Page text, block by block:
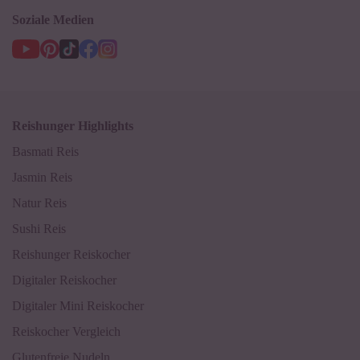
Soziale Medien
Reishunger Highlights
Basmati Reis
Jasmin Reis
Natur Reis
Sushi Reis
Reishunger Reiskocher
Digitaler Reiskocher
Digitaler Mini Reiskocher
Reiskocher Vergleich
Glutenfreie Nudeln